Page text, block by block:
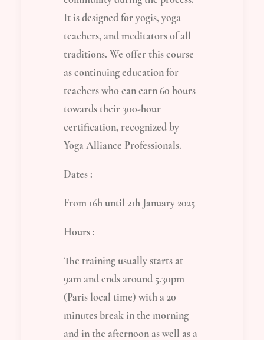
It is designed for yogis, yoga
teachers, and meditators of all
traditions. We offer this course
as continuing education for
teachers who can earn 60 hours
towards their 300-hour
certification, recognized by
Yoga Alliance Professionals.
Dates :
From 16h until 21h January 2025
Hours :
The training usually starts at
9am and ends around 5.30pm
(Paris local time) with a 20
minutes break in the morning
and in the afternoon as well as a